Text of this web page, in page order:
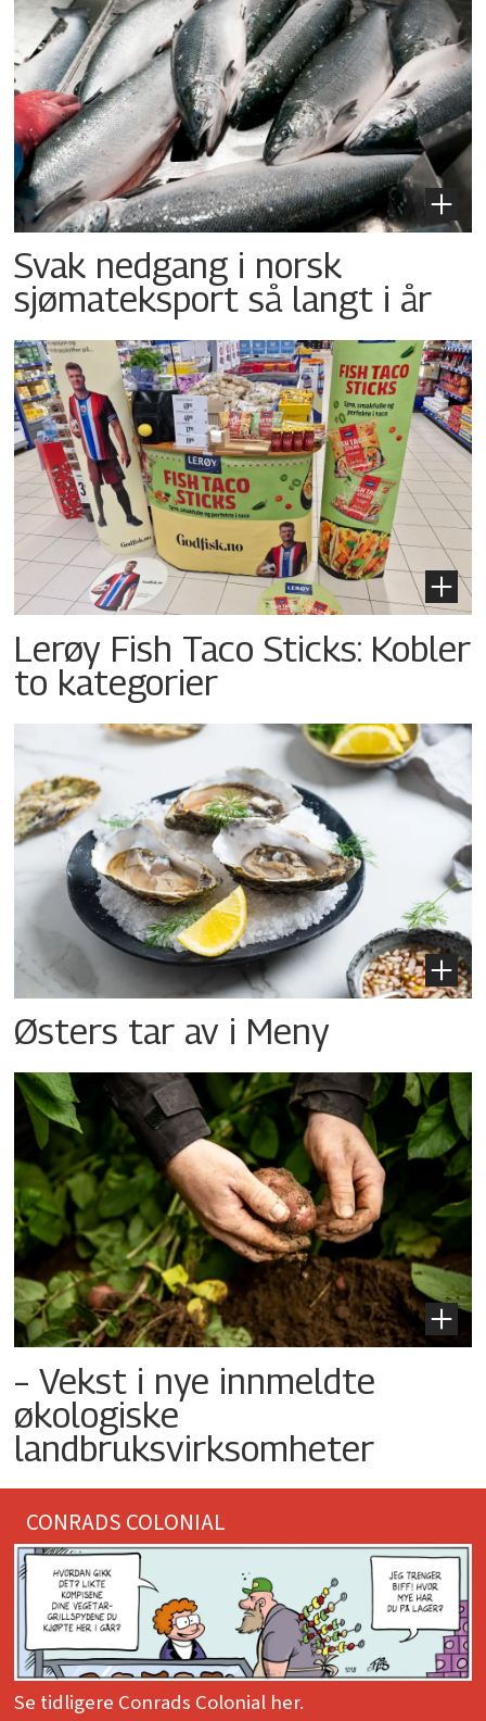
Svak nedgang i norsk
sjømateksport så langt i år
Lerøy Fish Taco Sticks: Kobler
to kategorier
Østers tar av i Meny
– Vekst i nye innmeldte
økologiske
landbruksvirksomheter
CONRADS COLONIAL
Se tidligere Conrads Colonial her.